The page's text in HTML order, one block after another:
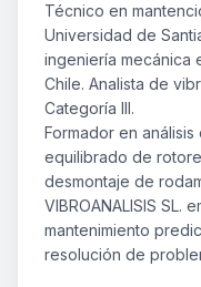
Técnico en
Universidad de
ingeniería mecánica
Chile. Analista de
Categoría III.
Formador en
equilibrado de
desmontaje de
VIBROANALISIS SL.
mantenimiento
resolución de